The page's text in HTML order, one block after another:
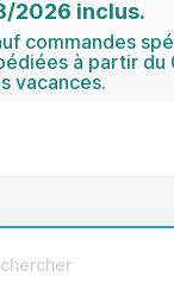
2026 inclus.
commandes
à partir
vacances.